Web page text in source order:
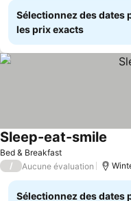
Sélectionnez des dates
les prix exacts
Bed & Breakfast
Sleep-eat-smile
/ Aucune évaluation
Sélectionnez des dates